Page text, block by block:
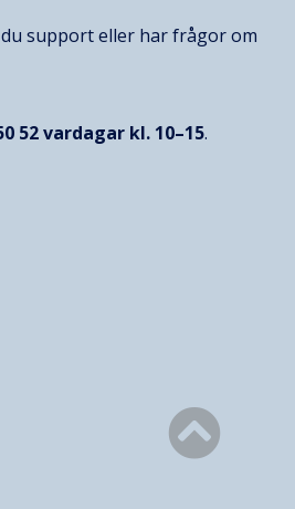
support eller har frågor om
52vardagar kl. 10–15.